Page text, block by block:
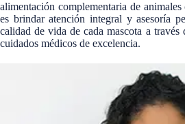
alimentación complementaria de
es brindar atención integral y asesoría
calidad de vida de cada mascota a
cuidados médicos de excelencia.